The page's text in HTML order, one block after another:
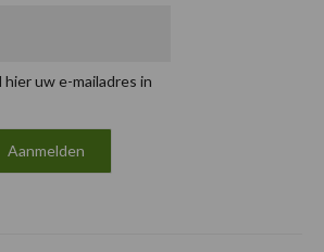
hier uw e-mailadres in